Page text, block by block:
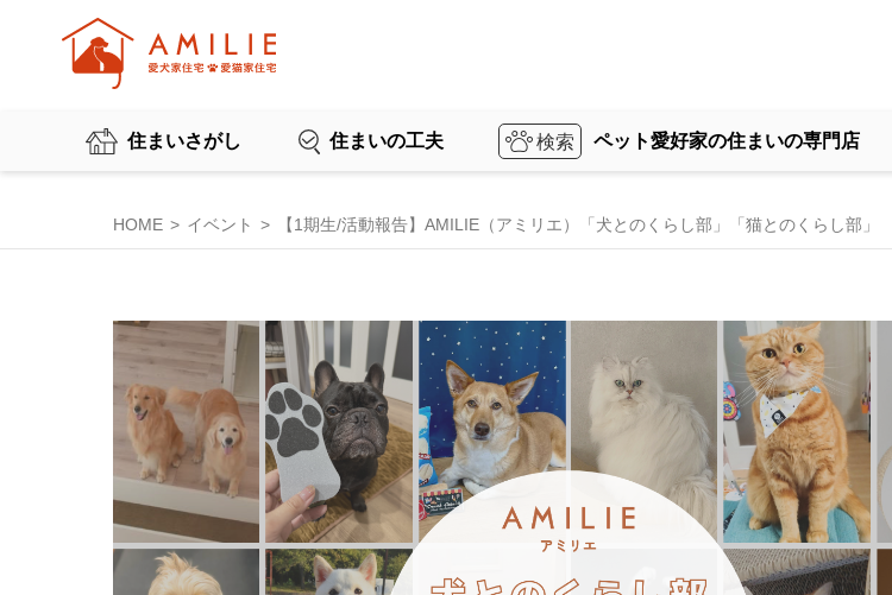
住まいさがし 住まいの工夫 ペット愛好家の住まいの専門店
HOME イベント 【1期生/活動報告】AMILIE（アミリエ）「犬とのくらし部」「猫とのくらし部」